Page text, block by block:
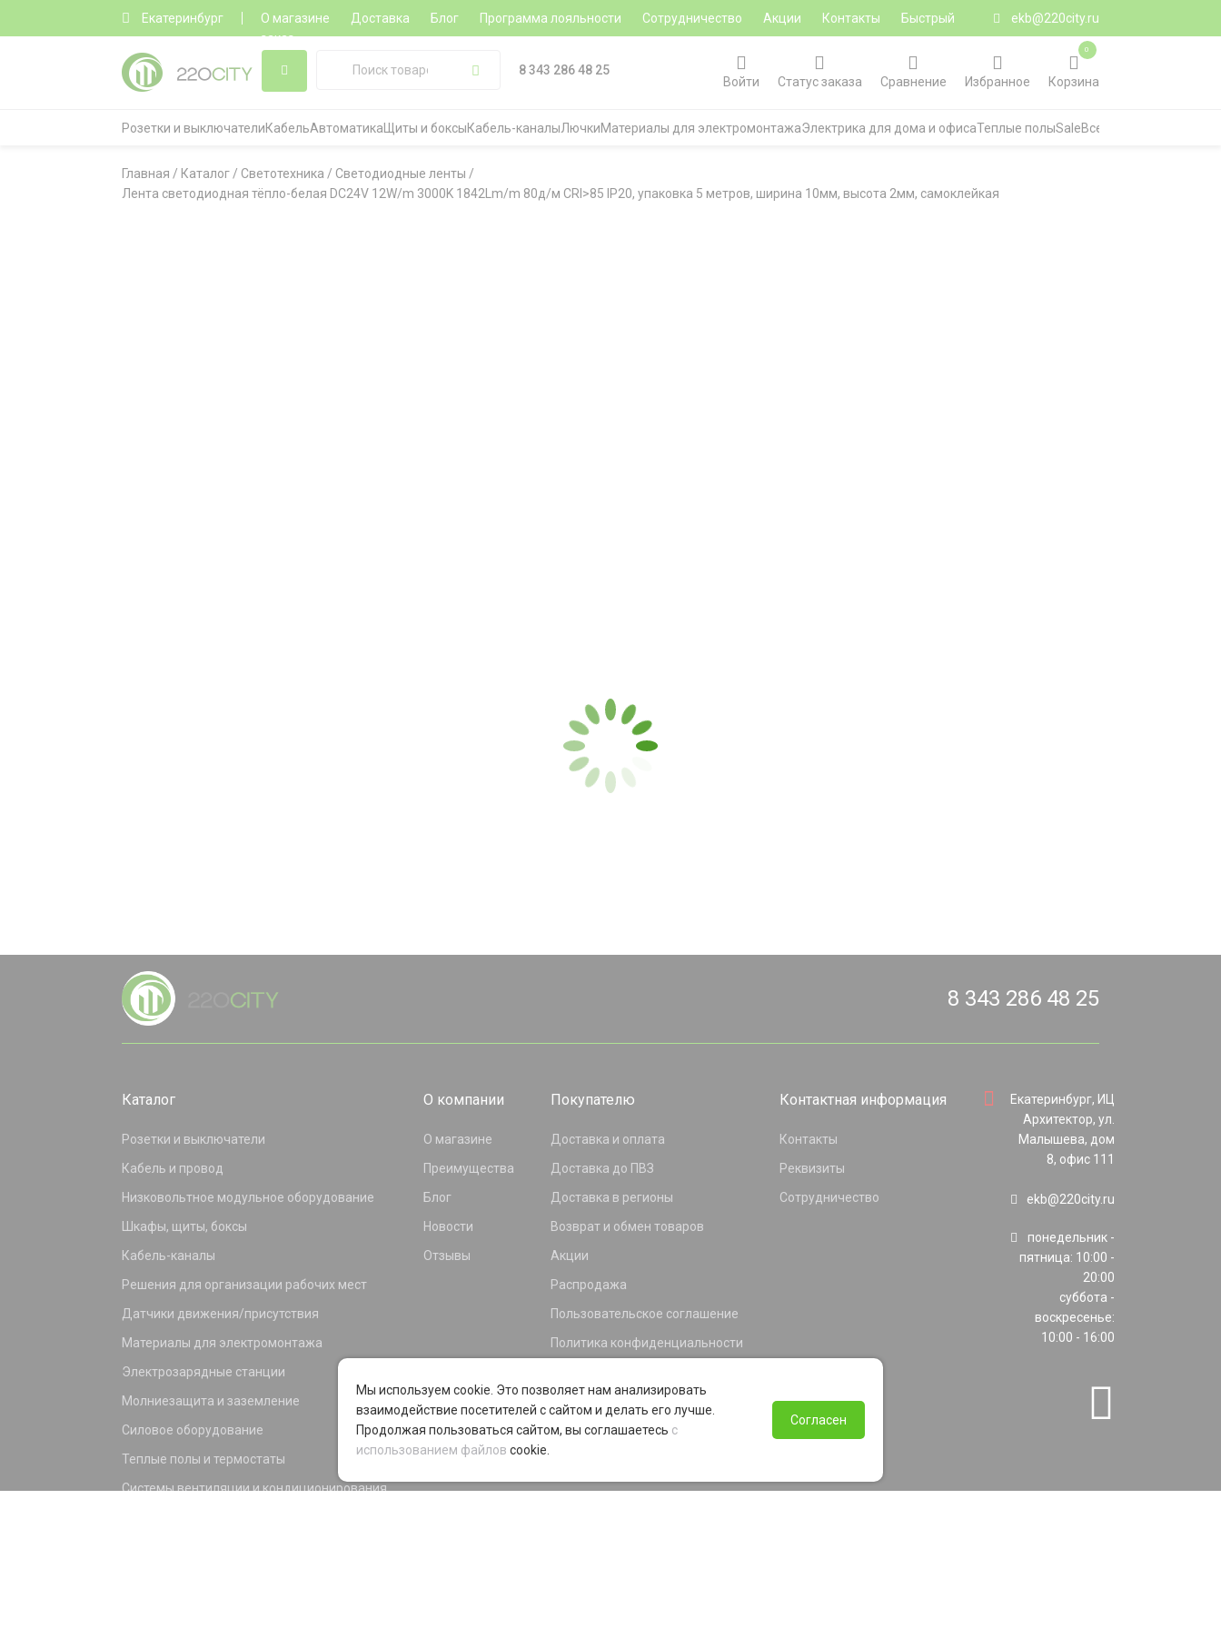
Екатеринбург О магазине Доставка Блог Программа лояльности Сотрудничество Акции Контакты
Быстрый
заказ
ekb@220city.ru
8 343 286 48 25
Войти
Статус заказа Сравнение Избранное Корзина
0
Розетки и выключателиКабельАвтоматика Щиты и боксыКабель-каналыЛючкиМатериалы для электромонтажаЭлектрика для дома и офисаТеплые полыSaleВсе категории
Главная / Каталог / Светотехника / Светодиодные ленты /
Лента светодиодная тёпло-белая DC24V 12W/m 3000K 1842Lm/m 80д/м CRI>85 IP20, упаковка 5 метров, ширина 10мм, высота 2мм, самоклейкая
8 343 286 48 25
Каталог
Розетки и выключатели
Кабель и провод
Низковольтное модульное оборудование
Шкафы, щиты, боксы
Кабель-каналы
Решения для организации рабочих мест
Датчики движения/присутствия
Материалы для электромонтажа
Электрозарядные станции
Молниезащита и заземление
Силовое оборудование
Теплые полы и термостаты
Системы вентиляции и кондиционирования
О компании
О магазине
Преимущества
Блог
Новости
Отзывы
Покупателю
Доставка и оплата
Доставка до ПВЗ
Доставка в регионы
Возврат и обмен товаров
Акции
Распродажа
Пользовательское соглашение
Политика конфиденциальности
Программа лояльности
Контактная информация
Контакты
Реквизиты
Сотрудничество
Екатеринбург, ИЦ
Архитектор, ул.
Малышева, дом
8, офис 111
ekb@220city.ru
понедельник -
пятница: 10:00 -
20:00
суббота -
воскресенье:
10:00 - 16:00
Мы используем cookie. Это позволяет нам анализировать
взаимодействие посетителей с сайтом и делать его лучше.
Продолжая пользоваться сайтом, вы соглашаетесь с
использованием файлов cookie.
Согласен